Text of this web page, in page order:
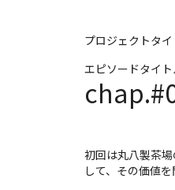
プロジェクトタ
エピソードタイ
初回は丸八製茶
して、その価値